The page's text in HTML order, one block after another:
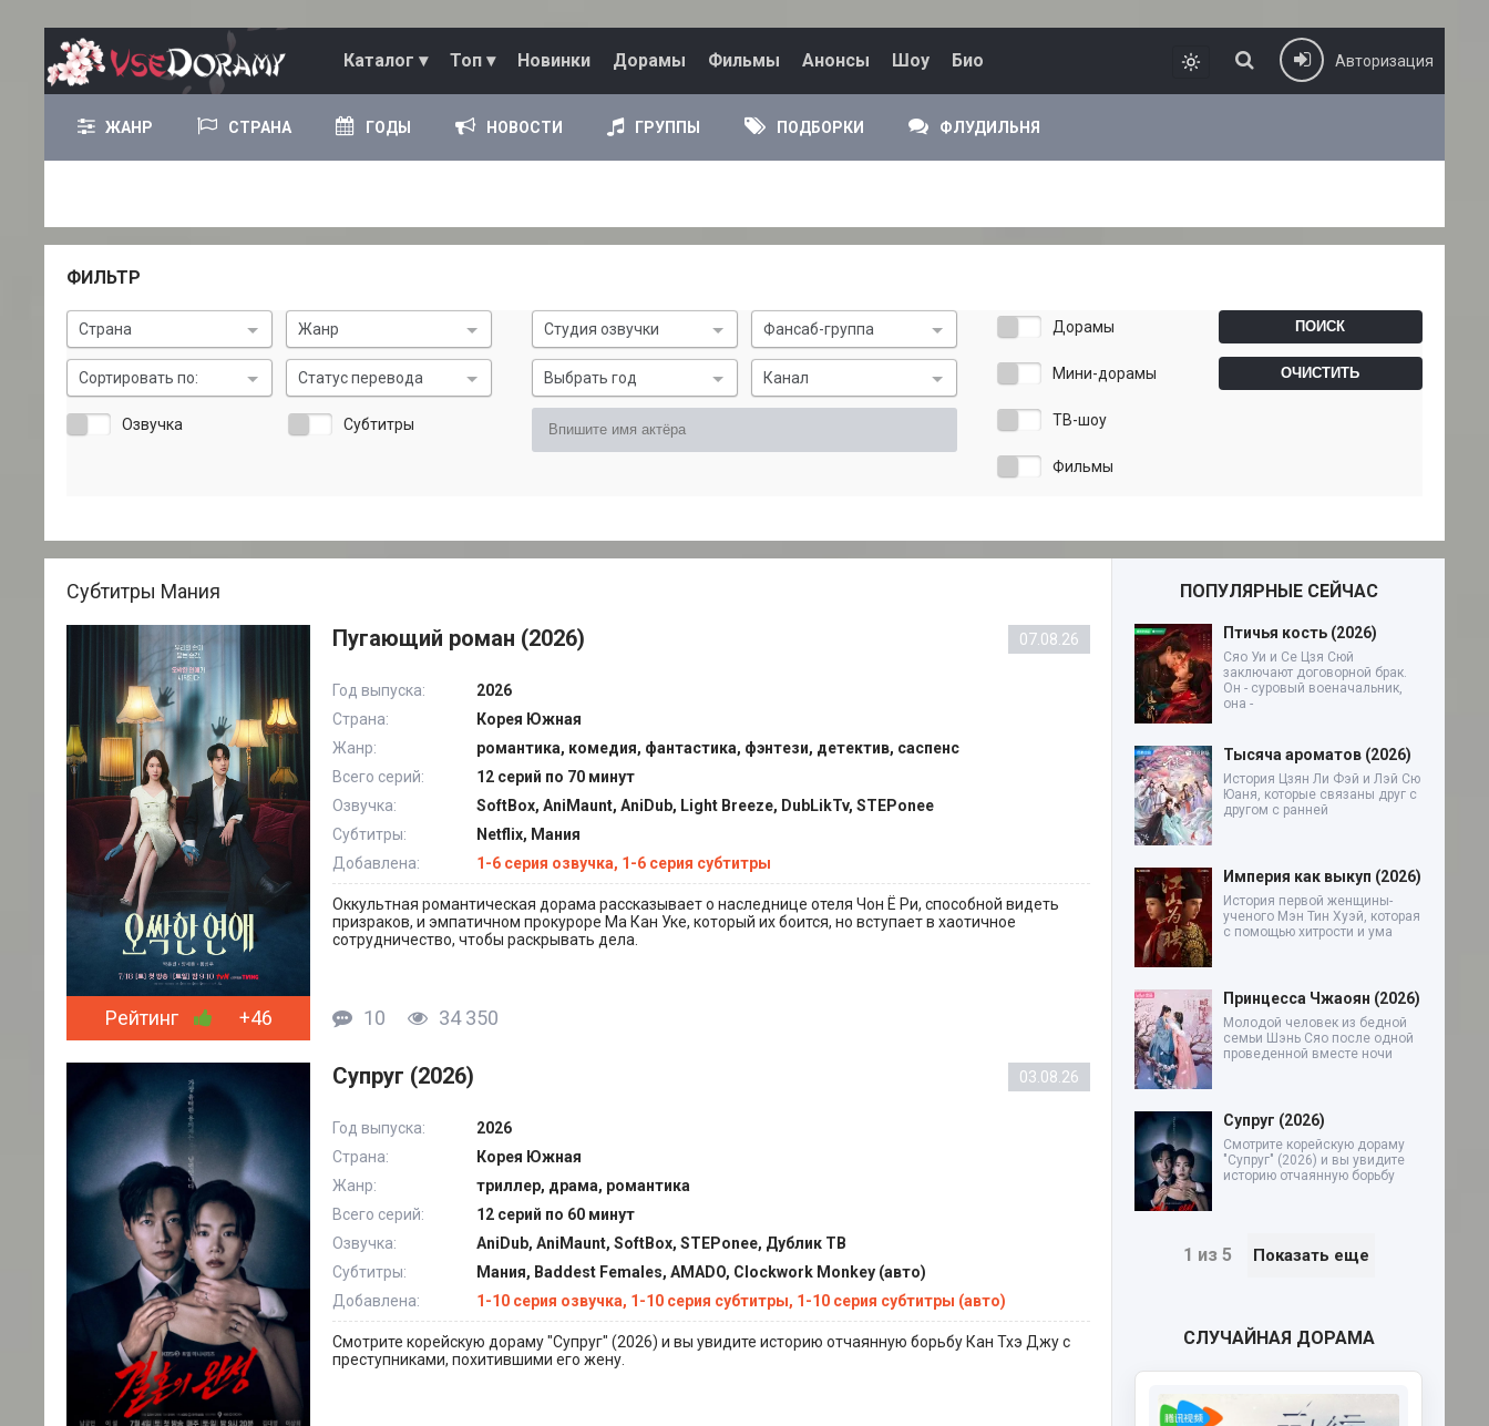
Каталог ▾ Топ ▾ Новинки Дорамы Фильмы Анонсы Шоу Био Авторизация
ЖАНР СТРАНА ГОДЫ НОВОСТИ ГРУППЫ ПОДБОРКИ ФЛУДИЛЬНЯ
ФИЛЬТР
Страна Жанр
Сортировать по: Статус перевода
Озвучка Субтитры
Студия озвучки Фансаб-группа
Выбрать год Канал
Дорамы
Мини-дорамы
ТВ-шоу
Фильмы
Субтитры Мания
Пугающий роман (2026) 07.08.26
Год выпуска:
2026
Страна:
Корея Южная
Жанр:
романтика, комедия, фантастика, фэнтези, детектив, саспенс
Всего серий:
12 серий по 70 минут
Озвучка:
SoftBox, AniMaunt, AniDub, Light Breeze, DubLikTv, STEPonee
Субтитры:
Netflix, Мания
Добавлена:
1-6 серия озвучка, 1-6 серия субтитры
Оккультная романтическая дорама рассказывает о наследнице отеля Чон Ё Ри, способной видеть
призраков, и эмпатичном прокуроре Ма Кан Уке, который их боится, но вступает в хаотичное
сотрудничество, чтобы раскрывать дела.
Рейтинг +46 10 34 350
Супруг (2026) 03.08.26
Год выпуска:
2026
Страна:
Корея Южная
Жанр:
триллер, драма, романтика
Всего серий:
12 серий по 60 минут
Озвучка:
AniDub, AniMaunt, SoftBox, STEPonee, Дублик ТВ
Субтитры:
Мания, Baddest Females, AMADO, Clockwork Monkey (авто)
Добавлена:
1-10 серия озвучка, 1-10 серия субтитры, 1-10 серия субтитры (авто)
Смотрите корейскую дораму "Супруг" (2026) и вы увидите историю отчаянную борьбу Кан Тхэ Джу с
преступниками, похитившими его жену.
ПОПУЛЯРНЫЕ СЕЙЧАС
Птичья кость (2026)
Сяо Уи и Се Цзя Сюй
заключают договорной брак.
Он - суровый военачальник,
она -
Тысяча ароматов (2026)
История Цзян Ли Фэй и Лэй Сю
Юаня, которые связаны друг с
другом с ранней
Империя как выкуп (2026)
История первой женщины-
ученого Мэн Тин Хуэй, которая
с помощью хитрости и ума
Принцесса Чжаоян (2026)
Молодой человек из бедной
семьи Шэнь Сяо после одной
проведенной вместе ночи
Супруг (2026)
Смотрите корейскую дораму
"Супруг" (2026) и вы увидите
историю отчаянную борьбу
1 из 5 Показать еще
СЛУЧАЙНАЯ ДОРАМА